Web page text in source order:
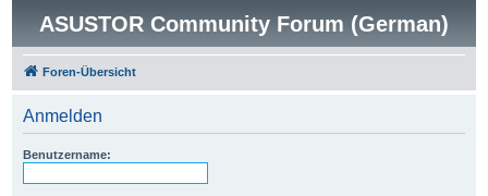
ASUSTOR Community Forum (German)
Foren-Übersicht
Anmelden
Benutzername: